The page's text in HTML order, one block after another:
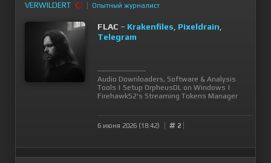
VERWILDERT Опытный журналист
FLAC – Krakenfiles Pixeldrain
Telegram
--------------------
Audio Downloaders, Software & Analysis
Tools | Setup OrpheusDL on Windows |
Firehawk52's Streaming Tokens Manager
6 июня 2026 (18:42) 2